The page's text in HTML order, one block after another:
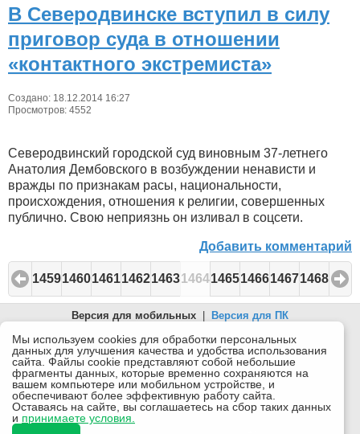
В Северодвинске вступил в силу
приговор суда в отношении
«контактного экстремиста»
Создано: 18.12.2014 16:27
Просмотров: 4552
Северодвинский городской суд виновным 37-летнего
Анатолия Дембовского в возбуждении ненависти и
вражды по признакам расы, национальности,
происхождения, отношения к религии, совершенных
публично. Свою неприязнь он изливал в соцсети.
Добавить комментарий
1459146014611462146314641465146614671468
Версия для мобильных | Версия для ПК
© 2026 Беломорканал Северодвинск tv29.ru
Joomla!is Free Software released under the GNU General Public
License.
Mobile version byMobile Joomla!
Desktop Version
Мы используем cookies для обработки персональных
данных для улучшения качества и удобства использования
сайта. Файлы cookie представляют собой небольшие
фрагменты данных, которые временно сохраняются на
вашем компьютере или мобильном устройстве, и
обеспечивают более эффективную работу сайта.
Оставаясь на сайте, вы соглашаетесь на сбор таких данных
и принимаете условия.